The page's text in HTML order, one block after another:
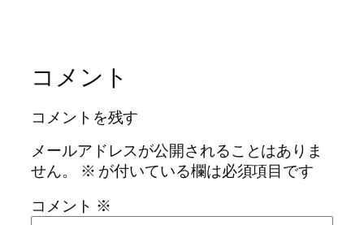
コメント
コメントを残す
メールアドレスが公開されることはありま
せん。
※ が付いている欄は必須項目です
コメント ※